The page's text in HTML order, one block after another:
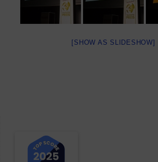
[SHOW AS SLIDESHOW]